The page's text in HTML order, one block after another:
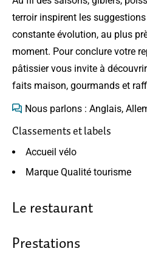
terroir inspirent les
constante évolution, au plus
moment. Pour conclure votre
pâtissier vous invite à
faits maison, gourmands et
Nous parlons : Anglais,
Classements et labels
Accueil vélo
Marque Qualité tourisme
Le restaurant
Prestations